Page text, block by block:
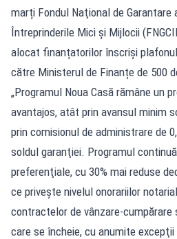
marți Fondul Naţional de Garantare
Întreprinderile Mici şi Mijlocii
alocat finanțatorilor înscriși
către Ministerul de Finanțe de 500
„Programul Noua Casă rămâne un
avantajos, atât prin avansul minim
prin comisionul de administrare de
soldul garanţiei. Programul
preferenţiale, cu 30% mai reduse
ce priveşte nivelul onorariilor
contractelor de vânzare-
care se încheie, cu anumite